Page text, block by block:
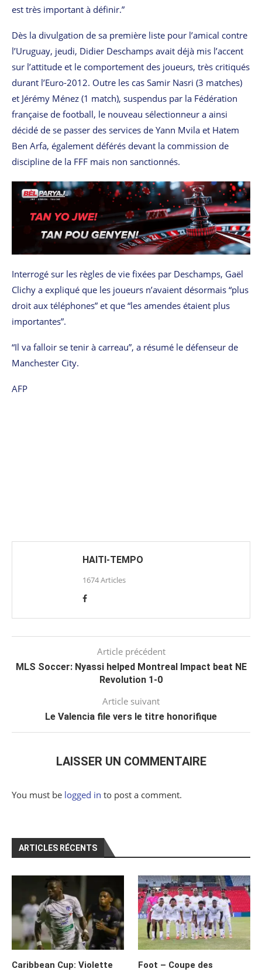
est très important à définir.”
Dès la divulgation de sa première liste pour l’amical contre
l’Uruguay, jeudi, Didier Deschamps avait déjà mis l’accent
sur l’attitude et le comportement des joueurs, très critiqués
durant l’Euro-2012. Outre les cas Samir Nasri (3 matches)
et Jérémy Ménez (1 match), suspendus par la Fédération
française de football, le nouveau sélectionneur a ainsi
décidé de se passer des services de Yann Mvila et Hatem
Ben Arfa, également déférés devant la commission de
discipline de la FFF mais non sanctionnés.
Interrogé sur les règles de vie fixées par Deschamps, Gaël
Clichy a expliqué que les joueurs n’avaient désormais “plus
droit aux téléphones” et que “les amendes étaient plus
importantes”.
“Il va falloir se tenir à carreau”, a résumé le défenseur de
Manchester City.
AFP
HAITI-TEMPO
1674 Articles
Article précédent
MLS Soccer: Nyassi helped Montreal Impact beat NE
Revolution 1-0
Article suivant
Le Valencia file vers le titre honorifique
LAISSER UN COMMENTAIRE
You must be logged in to post a comment.
ARTICLES RÉCENTS
Caribbean Cup: Violette Foot – Coupe des